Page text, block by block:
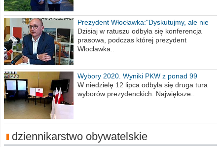
Prezydent Włocławka:"Dyskutujmy, ale nie
obrażajmy się”
Dzisiaj w ratuszu odbyła się konferencja
prasowa, podczas której prezydent
Włocławka..
Wybory 2020. Wyniki PKW z ponad 99
procent obwodów
W niedzielę 12 lipca odbyła się druga tura
wyborów prezydenckich. Największe..
dziennikarstwo obywatelskie